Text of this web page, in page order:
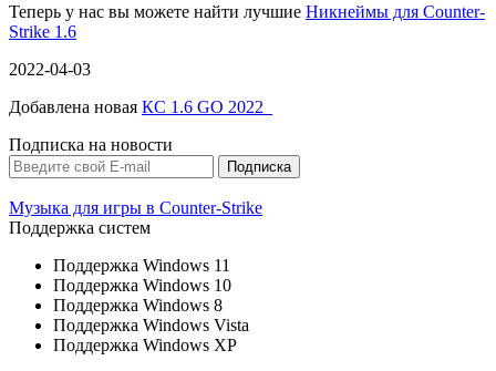
Теперь у нас вы можете найти лучшие Никнеймы для Counter-
Strike 1.6
2022-04-03
Добавлена новая КС 1.6 GO 2022
Подписка на новости
Музыка для игры в Counter-Strike
Поддержка систем
Поддержка Windows 11
Поддержка Windows 10
Поддержка Windows 8
Поддержка Windows Vista
Поддержка Windows XP